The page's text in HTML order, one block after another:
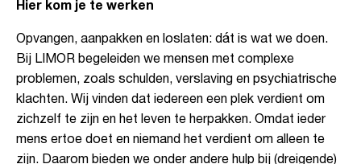
Hier kom je te werken
Opvangen, aanpakken en loslaten: dát is wat we doen.
Bij LIMOR begeleiden we mensen met complexe
problemen, zoals schulden, verslaving en psychiatrische
klachten. Wij vinden dat iedereen een plek verdient om
zichzelf te zijn en het leven te herpakken. Omdat ieder
mens ertoe doet en niemand het verdient om alleen te
zijn. Daarom bieden we onder andere hulp bij (dreigende)